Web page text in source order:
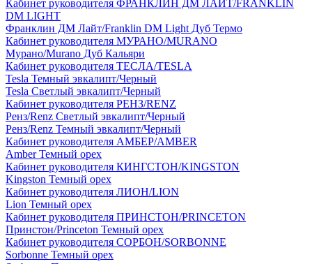
Кабинет руководителя ФРАНКЛИН ДМ ЛАЙТ/FRANKLIN
DM LIGHT
Франклин ДМ Лайт/Franklin DM Light Дуб Термо
Кабинет руководителя МУРАНО/MURANO
Мурано/Murano Дуб Кальяри
Кабинет руководителя ТЕСЛА/TESLA
Tesla Темный эвкалипт/Черный
Tesla Светлый эвкалипт/Черный
Кабинет руководителя РЕНЗ/RENZ
Ренз/Renz Светлый эвкалипт/Черный
Ренз/Renz Темный эвкалипт/Черный
Кабинет руководителя АМБЕР/AMBER
Amber Темный орех
Кабинет руководителя КИНГСТОН/KINGSTON
Kingston Темный орех
Кабинет руководителя ЛИОН/LION
Lion Темный орех
Кабинет руководителя ПРИНСТОН/PRINCETON
Принстон/Princeton Темный орех
Кабинет руководителя СОРБОН/SORBONNE
Sorbonne Темный орех